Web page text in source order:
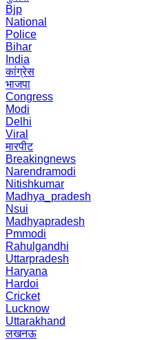
Bjp
National
Police
Bihar
India
कांग्रेस
भाजपा
Congress
Modi
Delhi
Viral
मारपीट
Breakingnews
Narendramodi
Nitishkumar
Madhya_pradesh
Nsui
Madhyapradesh
Pmmodi
Rahulgandhi
Uttarpradesh
Haryana
Hardoi
Cricket
Lucknow
Uttarakhand
लखनऊ